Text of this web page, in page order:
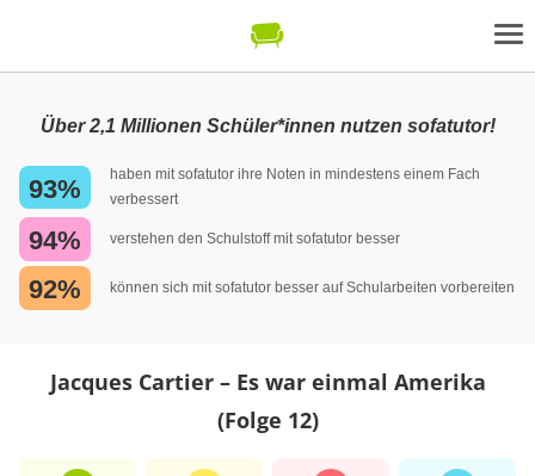
Über 2,1 Millionen Schüler*innen nutzen sofatutor!
93%
haben mit sofatutor ihre Noten in mindestens einem Fach
verbessert
94% verstehen den Schulstoff mit sofatutor besser
92% können sich mit sofatutor besser auf Schularbeiten vorbereiten
Jacques Cartier – Es war einmal Amerika
(Folge 12)